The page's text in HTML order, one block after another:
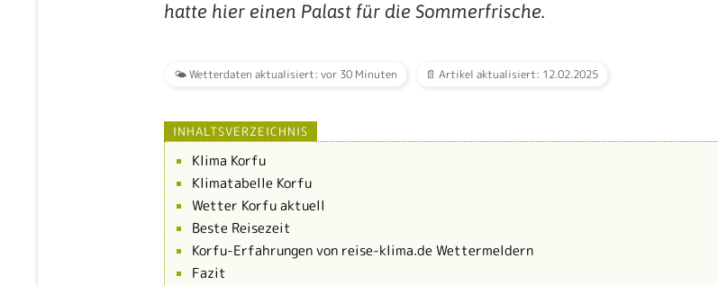
hatte hier einen Palast für die Sommerfrische.
🌤️ Wetterdaten aktualisiert: vor 30 Minuten 📄 Artikel aktualisiert: 12.02.2025
INHALTSVERZEICHNIS
Klima Korfu
Klimatabelle Korfu
Wetter Korfu aktuell
Beste Reisezeit
Korfu-Erfahrungen von reise-klima.de Wettermeldern
Fazit